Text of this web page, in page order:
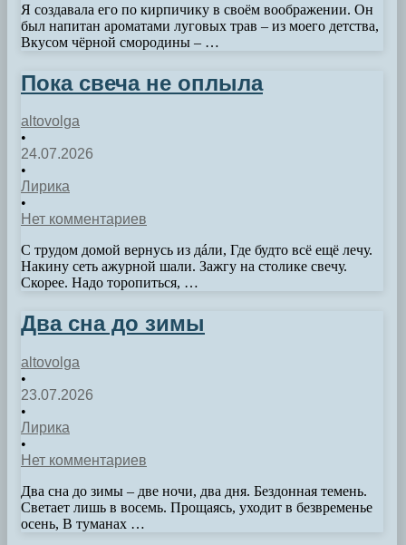
Я создавала его по кирпичику в своём воображении. Он
был напитан ароматами луговых трав – из моего детства,
Вкусом чёрной смородины – …
Пока свеча не оплыла
altovolga
•
24.07.2026
•
Лирика
•
Нет комментариев
С трудом домой вернусь из дáли, Где будто всё ещё лечу.
Накину сеть ажурной шали. Зажгу на столике свечу.
Скорее. Надо торопиться, …
Два сна до зимы
altovolga
•
23.07.2026
•
Лирика
•
Нет комментариев
Два сна до зимы – две ночи, два дня. Бездонная темень.
Светает лишь в восемь. Прощаясь, уходит в безвременье
осень, В туманах …